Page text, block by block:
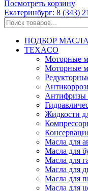
Посмотреть корзину
Екатеринбург: 8 (343)
ПОДБОР МАСЛА
TEXACO
Моторные
Моторные
Антифризы
Жидкости
Масла для
Масла для
Масла для
Масла для
Масла для
Масла для